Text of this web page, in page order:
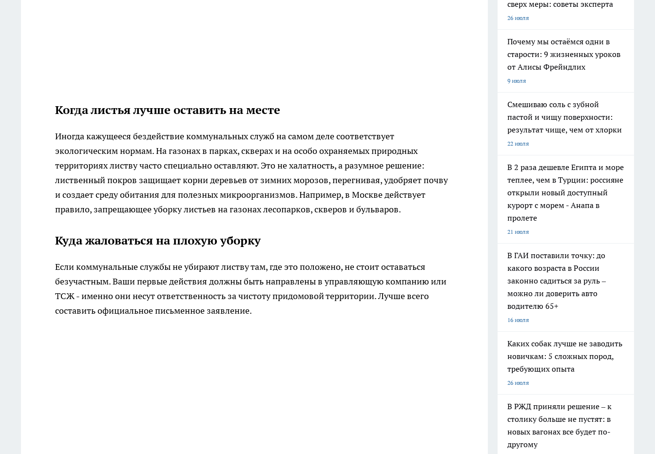
Когда листья лучше оставить на месте
Иногда кажущееся бездействие коммунальных служб на самом деле соответствует
экологическим нормам. На газонах в парках, скверах и на особо охраняемых природных
территориях листву часто специально оставляют. Это не халатность, а разумное решение:
лиственный покров защищает корни деревьев от зимних морозов, перегнивая, удобряет почву
и создает среду обитания для полезных микроорганизмов. Например, в Москве действует
правило, запрещающее уборку листьев на газонах лесопарков, скверов и бульваров.
Куда жаловаться на плохую уборку
Если коммунальные службы не убирают листву там, где это положено, не стоит оставаться
безучастным. Ваши первые действия должны быть направлены в управляющую компанию или
ТСЖ - именно они несут ответственность за чистоту придомовой территории. Лучше всего
составить официальное письменное заявление.
сверх меры: советы эксперта
26 июля
Почему мы остаёмся одни в
старости: 9 жизненных уроков
от Алисы Фрейндлих
9 июля
Смешиваю соль с зубной
пастой и чищу поверхности:
результат чище, чем от хлорки
22 июля
В 2 раза дешевле Египта и море
теплее, чем в Турции: россияне
открыли новый доступный
курорт с морем - Анапа в
пролете
21 июля
В ГАИ поставили точку: до
какого возраста в России
законно садиться за руль –
можно ли доверить авто
водителю 65+
16 июля
Каких собак лучше не заводить
новичкам: 5 сложных пород,
требующих опыта
26 июля
В РЖД приняли решение – к
столику больше не пустят: в
новых вагонах все будет по-
другому